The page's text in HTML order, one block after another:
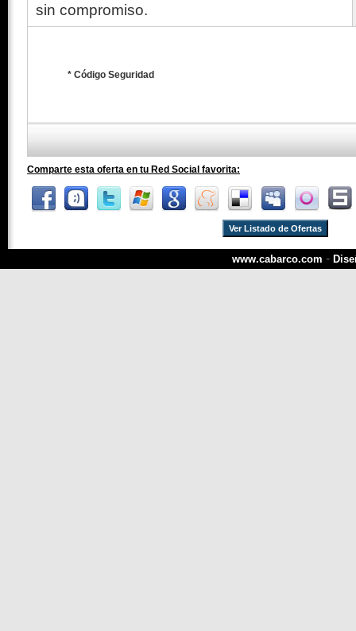
sin compromiso.
* Código Seguridad
Comparte esta oferta en tu Red Social favorita:
Ver Listado de Ofertas
www.cabarco.com -